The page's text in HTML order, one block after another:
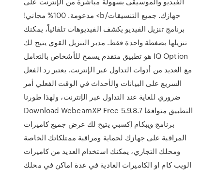
جهازك. جميع التنسيقات/b> مدعومة. 100% مجاني!
برنامج تنزيل الفيديو يكشف الفيديوهات تلقائياً، يمكنك
تنزيلها بضغطة واحدة فقط. مدير التنزيل القوي يتيح لك
IQ Option هو تطبيق متقدم يسمح للأشخاص بالتعامل
مع العديد من أدوات التداول عبر الإنترنت. يعتبر رد الفعل
السريع على البيانات والأحداث في الوقت الفعلي أمر
ضروري للغاية عند التداول عبر الإنترنت، ولهذا طورنا
التطبيق متوافقا Download WebcamXP Free 5.9.8.7
برنامج ويبكام إكسبي يتيح لك عرض جميع كاميرات
المراقبة على جهازك لحماية ومراقبة ممتلكاتك الخاصة
ومحلك التجاري، يمكنك استخدام العديد من كاميرات
الويب كام او الكاميرات العادية في عدة اماكن في محلك